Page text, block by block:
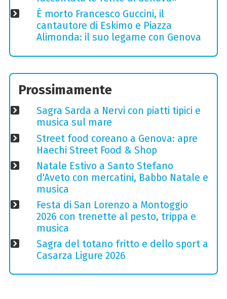
È morto Francesco Guccini, il
cantautore di Eskimo e Piazza
Alimonda: il suo legame con Genova
Prossimamente
Sagra Sarda a Nervi con piatti tipici e
musica sul mare
Street food coreano a Genova: apre
Haechi Street Food & Shop
Natale Estivo a Santo Stefano
d'Aveto con mercatini, Babbo Natale e
musica
Festa di San Lorenzo a Montoggio
2026 con trenette al pesto, trippa e
musica
Sagra del totano fritto e dello sport a
Casarza Ligure 2026